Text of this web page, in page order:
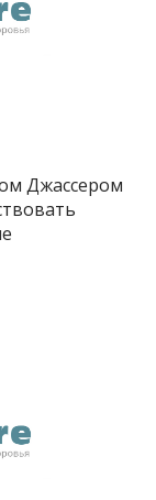
Джассером